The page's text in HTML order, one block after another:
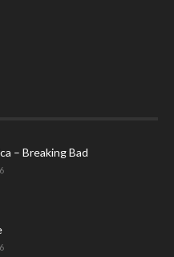
– Breaking Bad